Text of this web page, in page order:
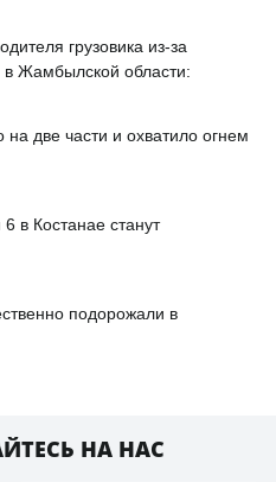
грузовика из-за
в Жамбылской области:
две части и охватило огнем
Костанае станут
подорожали в
НА НАС